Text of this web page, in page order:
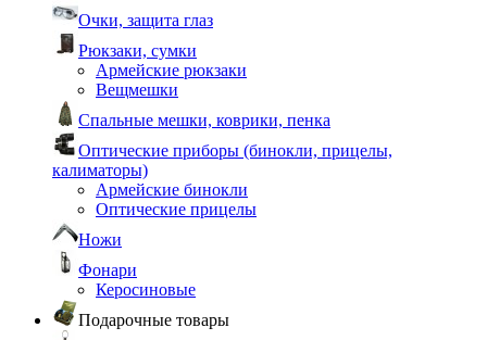
Очки, защита глаз
Рюкзаки, сумки
Армейские рюкзаки
Вещмешки
Спальные мешки, коврики, пенка
Оптические приборы (бинокли, прицелы,
калиматоры)
Армейские бинокли
Оптические прицелы
Ножи
Фонари
Керосиновые
Подарочные товары